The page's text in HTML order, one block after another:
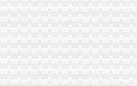
高校毕业生招聘岗位
尔签证代办流程383_重庆签证中介
在成都办理的营业执照,在重庆设立
业务为代办工商执照、代理企业建账、
过户|重庆代办汽车年审-重庆顺婷汽车
钱|工商注册代办执照流程|重庆工商代